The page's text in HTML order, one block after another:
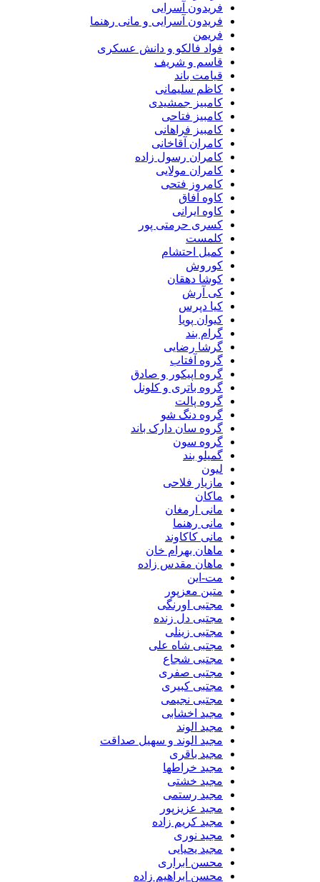
فریدون آسرایی
فریدون آسرایی و مانی رهنما
فریمن
فواد فالکو و دانش عسکری
قاسم و شریف
قیامت باند
کاظم سلیمانی
کامبیز جمشیدی
کامبیز فتاحی
کامبیز فراهانی
کامران آقاخانی
کامران رسول زاده
کامران مولایی
کامروز فتحی
کاوه آفاق
کاوه ایرانی
کسری حرمتی پور
کلمست
کمیل احتشام
کوروش
کوشا دهقان
کی آرش
کیا دپرس
کیوان پویا
گرام بند
گرشا رضایی
گروه آفتاب
گروه اپیکور و صادق
گروه باتری و کلونل
گروه پالت
گروه دنگ شو
گروه سان دارک باند
گروه سون
گمیلو بند
لیون
مازیار فلاحی
ماکان
مانی ارمغان
مانی رهنما
مانی کاکاوند
ماهان بهرام خان
ماهان مقدس زاده
مت-این
متین معزپور
مجتبی اورنگی
مجتبی دل زنده
مجتبی زینلی
مجتبی شاه علی
مجتبی شجاع
مجتبی صفری
مجتبی کبیری
مجتبی نجیمی
مجید اخشابی
مجید الوند‎
مجید الوند و سهیل صداقت
مجید باقری
مجید خراطها
مجید خشتی
مجید رستمی
مجید عزیزپور
مجید کریم زاده
مجید نوری
مجید یحیایی
محسن ابراری
محسن ابراهیم زاده